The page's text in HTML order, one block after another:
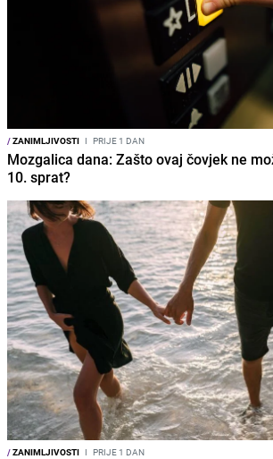
/ZANIMLJIVOSTI I PRIJE 1 DAN
Mozgalica dana: Zašto ovaj čovjek ne
10. sprat?
/ZANIMLJIVOSTI I PRIJE 1 DAN